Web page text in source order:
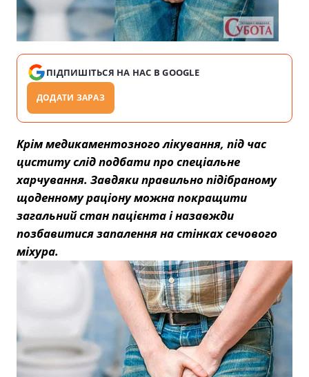
ПІДПИШІТЬСЯ НА НАС В GOOGLE
ДОДАТИ ЗАРАЗ
Крім медикаментозного лікування, під час
циститу слід подбати про спеціальне
харчування. Завдяки правильно підібраному
щоденному раціону можна покращити
загальний стан пацієнта і назавжди
позбавитися запалення на стінках сечового
міхура.